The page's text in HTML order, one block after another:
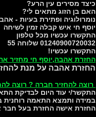
כיצד מסירים עין הרע?
האם בן הזוג מתאים לי?
נומרולוגיה ופתירת בעיות -
יוסף חי איש קבלה זמין לשיחה
התקשרו עכשיו מכל טלפון
01240900720032 שלוחה 55
התקשרו עכשיו!
החזרת אהבה,יוסף חי מחזיר
החזרת אהבה על מנת
רוצה להחזיר חברה ? רוצה
התקשר/י עוד היום לבדיקת
במידה ותמצא התאמה רוחנית
החזרת אישה החזרת בעל חבר